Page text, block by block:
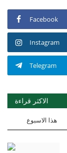
Facebook
Instagram
Telegram
الاكثر قراءة
هذا الاسبوع